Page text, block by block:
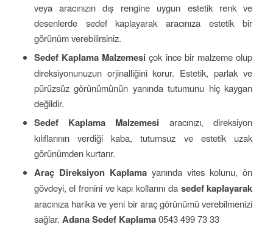
veya aracınızın dış rengine uygun estetik renk ve
desenlerde sedef kaplayarak aracınıza estetik bir
görünüm verebilirsiniz.
Sedef Kaplama Malzemesi çok ince bir malzeme olup
direksiyonunuzun orjinalliğini korur. Estetik, parlak ve
pürüzsüz görünümünün yanında tutumunu hiç kaygan
değildir.
Sedef Kaplama Malzemesi aracınızı, direksiyon
kılıflarının verdiği kaba, tutumsuz ve estetik uzak
görünümden kurtarır.
Araç Direksiyon Kaplamayanında vites kolunu, ön
gövdeyi, el frenini ve kapı kollarını dasedef kaplayarak
aracınıza harika ve yeni bir araç görünümü verebilmenizi
sağlar. Adana Sedef Kaplama0543 499 73 33